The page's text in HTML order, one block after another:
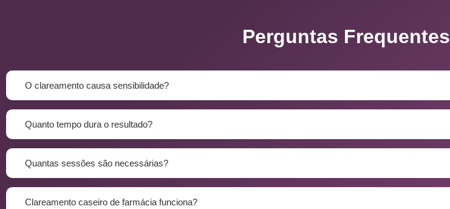
Perguntas Frequentes
O clareamento causa sensibilidade?
Quanto tempo dura o resultado?
Quantas sessões são necessárias?
Clareamento caseiro de farmácia funciona?